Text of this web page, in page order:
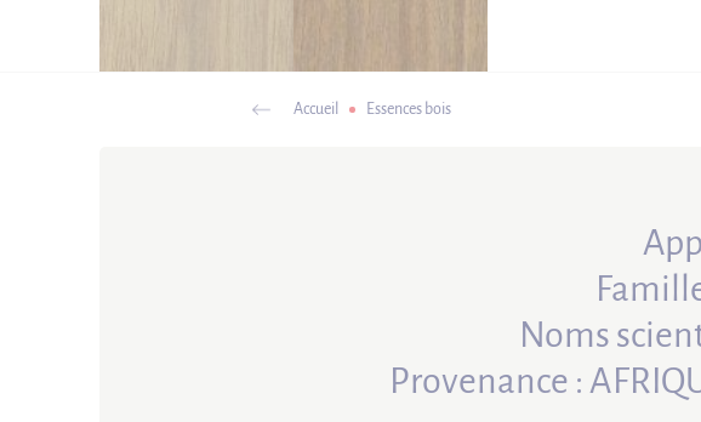
Accueil Essences bois
Noms
Provenance :